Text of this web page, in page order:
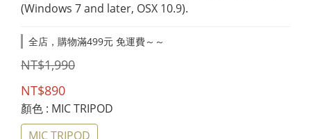
(Windows 7 and later, OSX 10.9).
全店，購物滿499元 免運費～～
NT$1,990
NT$890
顏色 : MIC TRIPOD
MIC TRIPOD